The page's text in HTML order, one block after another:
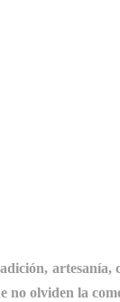
artesanía,
no olviden la